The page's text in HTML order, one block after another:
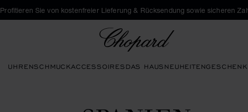
Profitieren Sie von kostenfreier Lieferung & Rücksendung sowie sicheren
UHRENSCHMUCKACCESSOIRESDAS HAUSNEUHEITEN